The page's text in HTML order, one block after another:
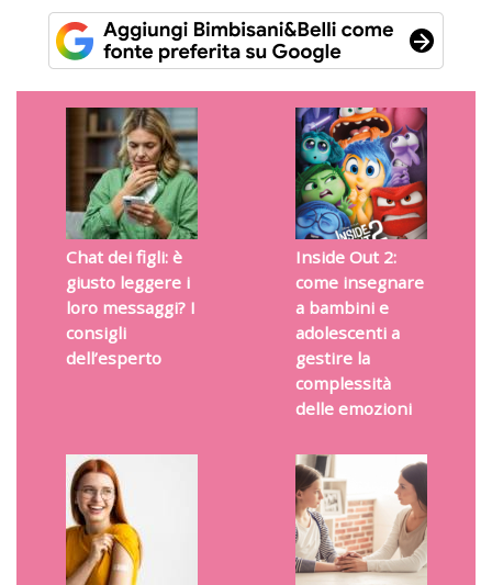
Chat dei figli: è
giusto leggere i
loro messaggi? I
consigli
dell’esperto
Inside Out 2:
come insegnare
a bambini e
adolescenti a
gestire la
complessità
delle emozioni